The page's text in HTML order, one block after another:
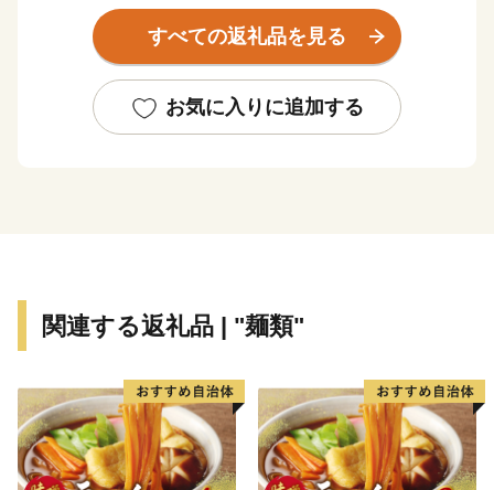
位の生産量を誇り、島原半島にある素麺の製造業者の９
割以上が南島原市に集中しています。
ふるさと納税で、南島原の❝おいしい特産品❞を一度食べ
てみませんか？
では多くの観光客が訪れる名所となっています。
ぜひ、一度南島原市へお越しください。
すべての返礼品を見る
お気に入りに追加する
関連する返礼品 | "麺類"